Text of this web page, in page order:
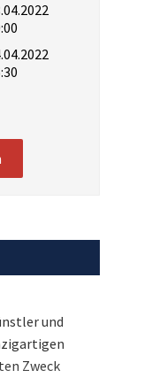
und
Zweck